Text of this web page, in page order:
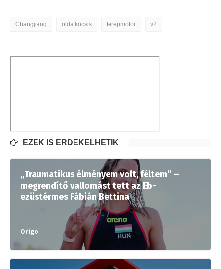
Changjiang oldalkocsis terepmotor v2
EZEK IS ÉRDEKELHETIK
„Traumatikus élményem volt, féltem” –
megrendítő vallomást tett az Eb-
ezüstérmes Fábián Bettina
Origo